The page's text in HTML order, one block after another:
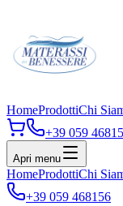
HomeProdottiChi
+39 059
Apri menu
HomeProdottiChi
+39 059 468156